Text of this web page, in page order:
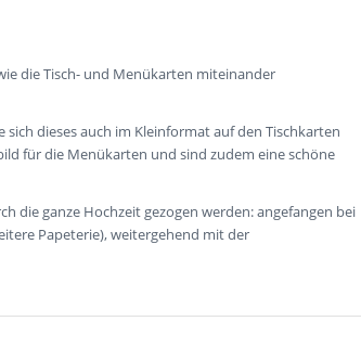
die Tisch- und Menükarten miteinander
dieses auch im Kleinformat auf den Tischkarten
für die Menükarten und sind zudem eine schöne
die ganze Hochzeit gezogen werden: angefangen bei
Papeterie), weitergehend mit der